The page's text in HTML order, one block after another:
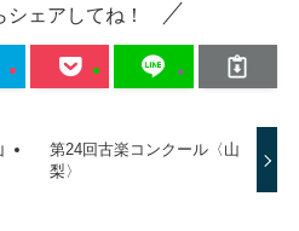
シェアしてね！
第24回古楽コンクール〈山
梨〉